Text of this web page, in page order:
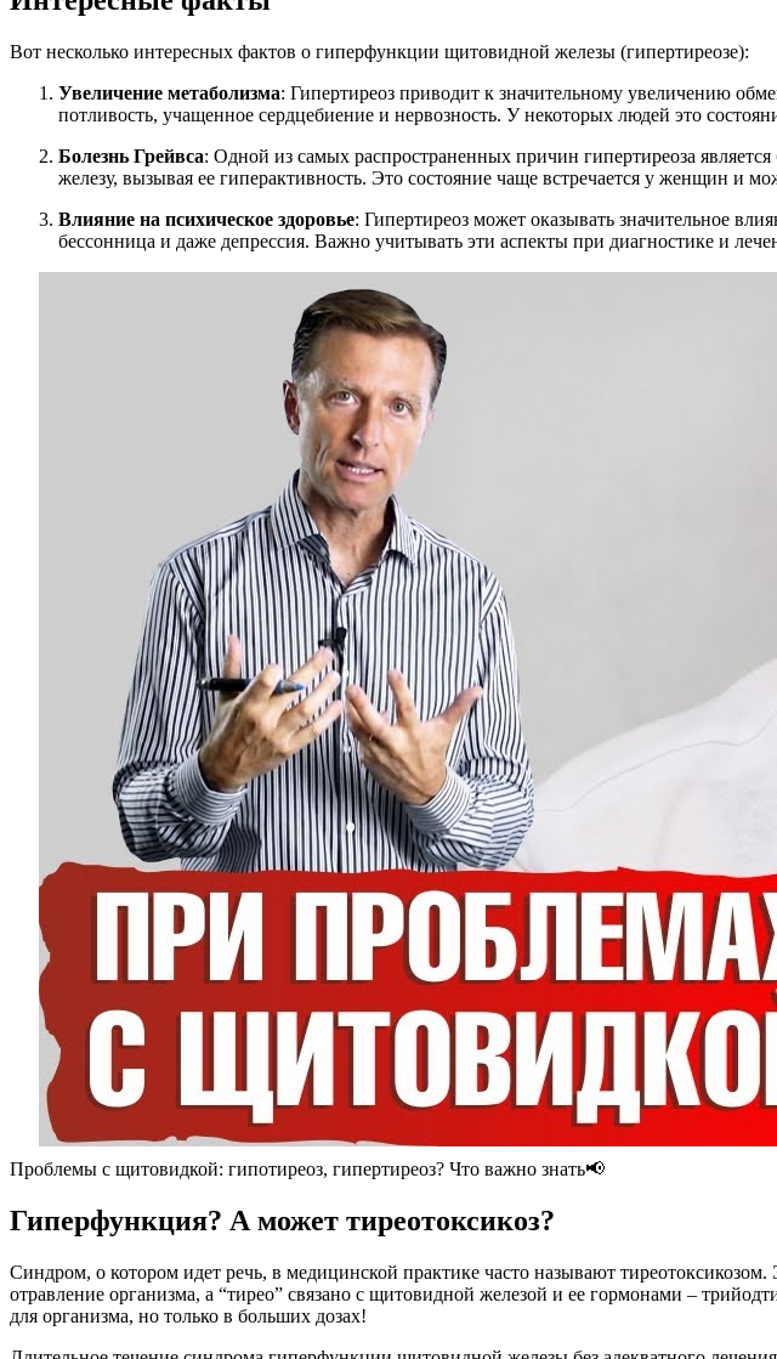
Вот несколько интересных фактов о гиперфункции щитовидной железы (гипертиреозе):
Увеличение метаболизма: Гипертиреоз приводит к значительному увеличению
потливость, учащенное сердцебиение и нервозность. У некоторых людей это
Болезнь Грейвса: Одной из самых распространенных причин гипертиреоза
железу, вызывая ее гиперактивность. Это состояние чаще встречается у женщин и
Влияние на психическое здоровье: Гипертиреоз может оказывать значительное
бессонница и даже депрессия. Важно учитывать эти аспекты при диагностике и
Проблемы с щитовидкой: гипотиреоз, гипертиреоз? Что важно знать📢
Гиперфункция? А может тиреотоксикоз?
Синдром, о котором идет речь, в медицинской практике часто называют
отравление организма, а “тирео” связано с щитовидной железой и ее гормонами –
для организма, но только в больших дозах!